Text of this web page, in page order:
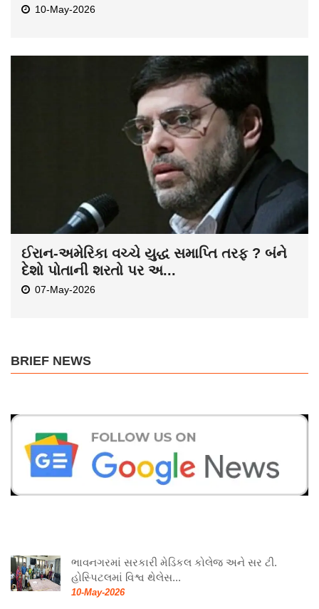
10-May-2026
ઈરાન-અમેરિકા વચ્ચે યુદ્ધ સમાપ્તિ તરફ ? બંને
દેશો પોતાની શરતો પર અ...
07-May-2026
BRIEF NEWS
ભાવનગરમાં સરકારી મેડિકલ કોલેજ અને સર ટી.
હોસ્પિટલમાં વિશ્વ થેલેસ...
10-May-2026